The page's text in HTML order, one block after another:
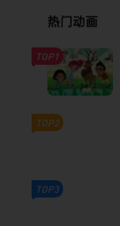
热门动画
TOP1
TOP2
TOP3